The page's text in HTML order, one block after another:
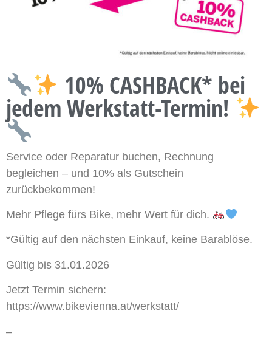
10% CASHBACK* bei
jedem Werkstatt-Termin!
Service oder Reparatur buchen, Rechnung
begleichen – und 10% als Gutschein
zurückbekommen!
Mehr Pflege fürs Bike, mehr Wert für dich.
*Gültig auf den nächsten Einkauf, keine Barablöse.
Gültig bis 31.01.2026
Jetzt Termin sichern:
https://www.bikevienna.at/werkstatt/
–